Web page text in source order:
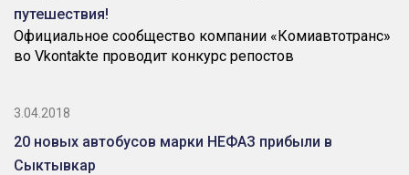
путешествия!
Официальное сообщество компании «Комиавтотранс»
во Vkontakte проводит конкурс репостов
3.04.2018
20 новых автобусов марки НЕФАЗ прибыли в
Сыктывкар